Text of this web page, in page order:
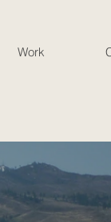
Work